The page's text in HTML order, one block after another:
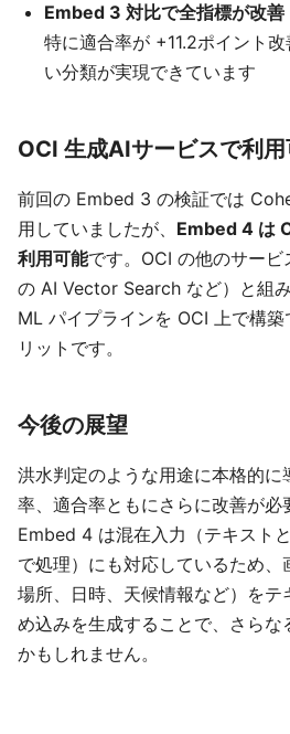
Embed 3 対比で全指標が改善
特に適合率が +11.2ポイント
い分類が実現できています
OCI 生成AIサービスで利
前回の Embed 3 の検証では
用していましたが、 Embed 4 は
利用可能です。OCI の他のサー
の AI Vector Search など）と組
ML パイプラインを OCI 上で構築
リットです。
今後の展望
洪水判定のような用途に本格的
率、適合率ともにさらに改善が必
Embed 4 は混在入力（テキスト
で処理）にも対応しているため
場所、日時、天候情報など）をテ
め込みを生成することで、さらな
かもしれません。